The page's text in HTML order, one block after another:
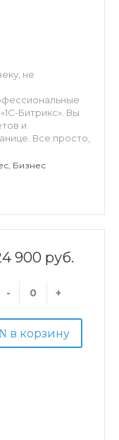
не
Битрикс». Вы
и
Все просто,
Бизнес
900 руб.
- +
в корзину